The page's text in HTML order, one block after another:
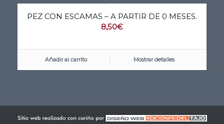
PEZ CON ESCAMAS – A PARTIR DE 0 MESES.
8,50€
Añadir al carrito Mostrar detalles